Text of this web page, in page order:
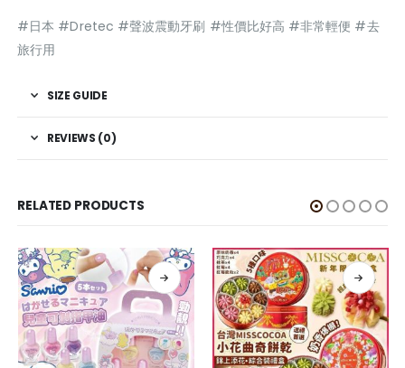
#日本 #Dretec #聲波震動牙刷 #性價比好高 #非常輕便 #去
旅行用
SIZE GUIDE
REVIEWS (0)
RELATED PRODUCTS